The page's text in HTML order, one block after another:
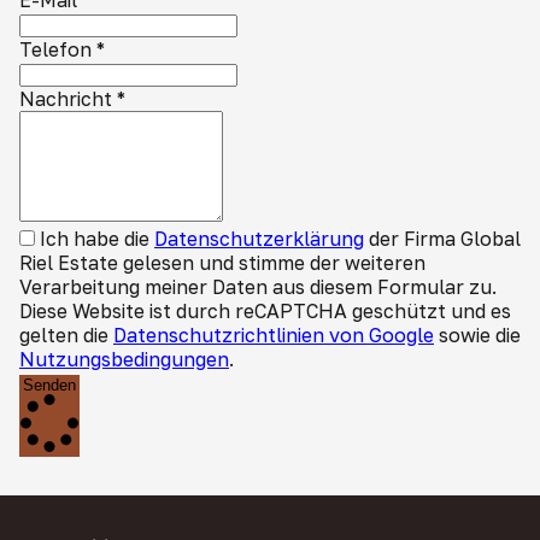
Telefon *
Nachricht *
Ich habe die Datenschutzerklärung der Firma Global
Riel Estate gelesen und stimme der weiteren
Verarbeitung meiner Daten aus diesem Formular zu.
Diese Website ist durch reCAPTCHA geschützt und es
gelten die Datenschutzrichtlinien von Google sowie die
Nutzungsbedingungen.
Senden